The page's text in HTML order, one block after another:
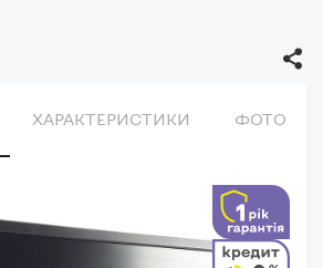
ХАРАКТЕРИСТИКИ ФОТО